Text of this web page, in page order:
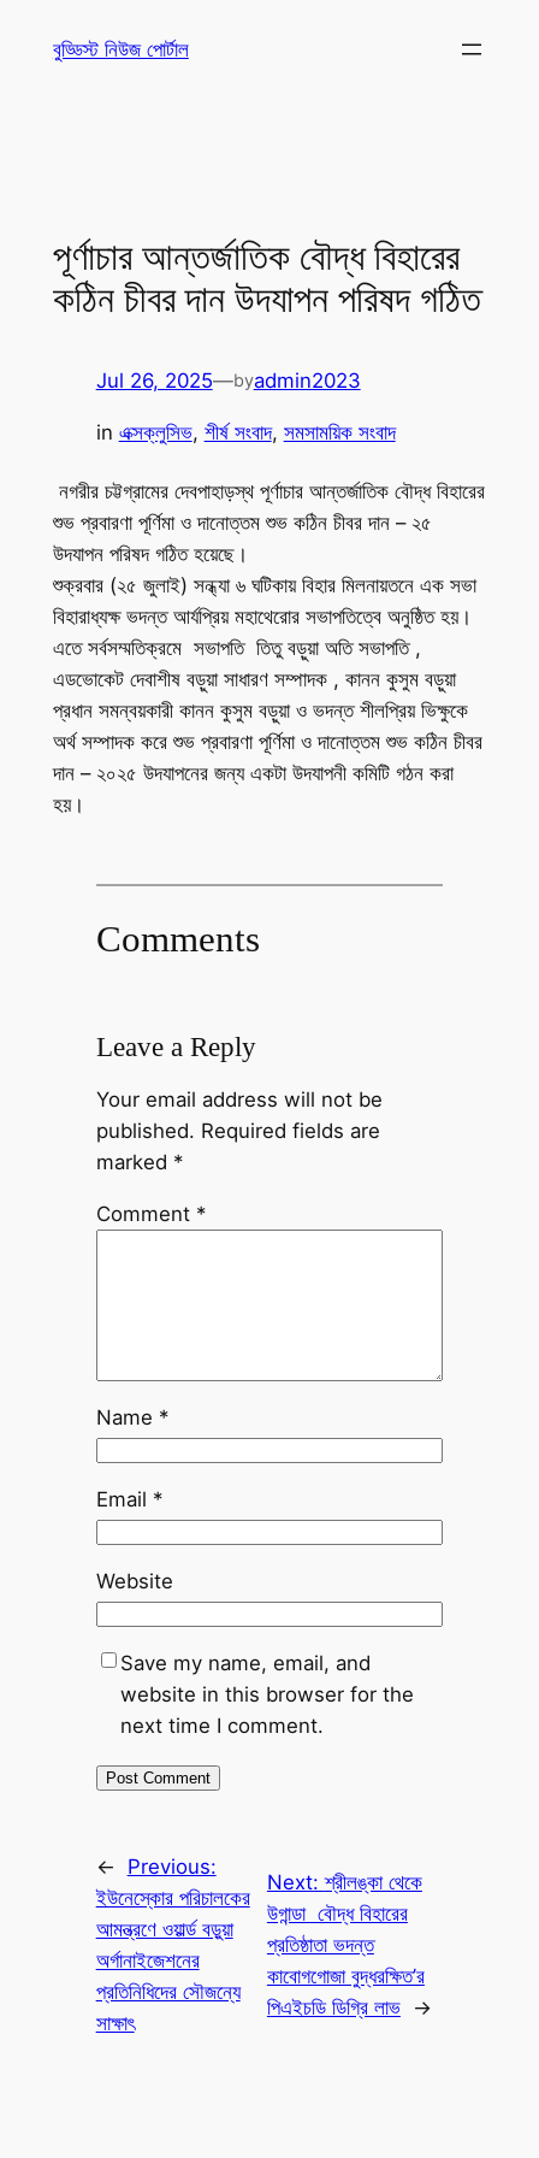
বুড্ডিস্ট নিউজ পোর্টাল
পূর্ণাচার আন্তর্জাতিক বৌদ্ধ বিহারের
কঠিন চীবর দান উদযাপন পরিষদ গঠিত
Jul 26, 2025—byadmin2023
in এক্সক্লুসিভ, শীর্ষ সংবাদ, সমসাময়িক সংবাদ
নগরীর চট্টগ্রামের দেবপাহাড়স্থ পূর্ণাচার আন্তর্জাতিক বৌদ্ধ বিহারের
শুভ প্রবারণা পূর্ণিমা ও দানোত্তম শুভ কঠিন চীবর দান – ২৫
উদযাপন পরিষদ গঠিত হয়েছে।
শুক্রবার (২৫ জুলাই) সন্ধ্যা ৬ ঘটিকায় বিহার মিলনায়তনে এক সভা
বিহারাধ্যক্ষ ভদন্ত আর্যপ্রিয় মহাথেরোর সভাপতিত্বে অনুষ্ঠিত হয়।
এতে সর্বসম্মতিক্রমে সভাপতি তিতু বড়ুয়া অতি সভাপতি ,
এডভোকেট দেবাশীষ বড়ুয়া সাধারণ সম্পাদক , কানন কুসুম বড়ুয়া
প্রধান সমন্বয়কারী কানন কুসুম বড়ুয়া ও ভদন্ত শীলপ্রিয় ভিক্ষুকে
অর্থ সম্পাদক করে শুভ প্রবারণা পূর্ণিমা ও দানোত্তম শুভ কঠিন চীবর
দান – ২০২৫ উদযাপনের জন্য একটা উদযাপনী কমিটি গঠন করা
হয়।
Comments
Leave a Reply
Your email address will not be
published. Required fields are
marked *
Comment *
Name *
Email *
Website
Save my name, email, and
website in this browser for the
next time I comment.
←
Previous:
ইউনেস্কোর পরিচালকের
আমন্ত্রণে ওয়ার্ল্ড বড়ুয়া
অর্গানাইজেশনের
প্রতিনিধিদের সৌজন্যে
সাক্ষাৎ
Next:শ্রীলঙ্কা থেকে
উগান্ডা বৌদ্ধ বিহারের
প্রতিষ্ঠাতা ভদন্ত
কাবোগগোজা বুদ্ধরক্ষিত’র
পিএইচডি ডিগ্রি লাভ
→